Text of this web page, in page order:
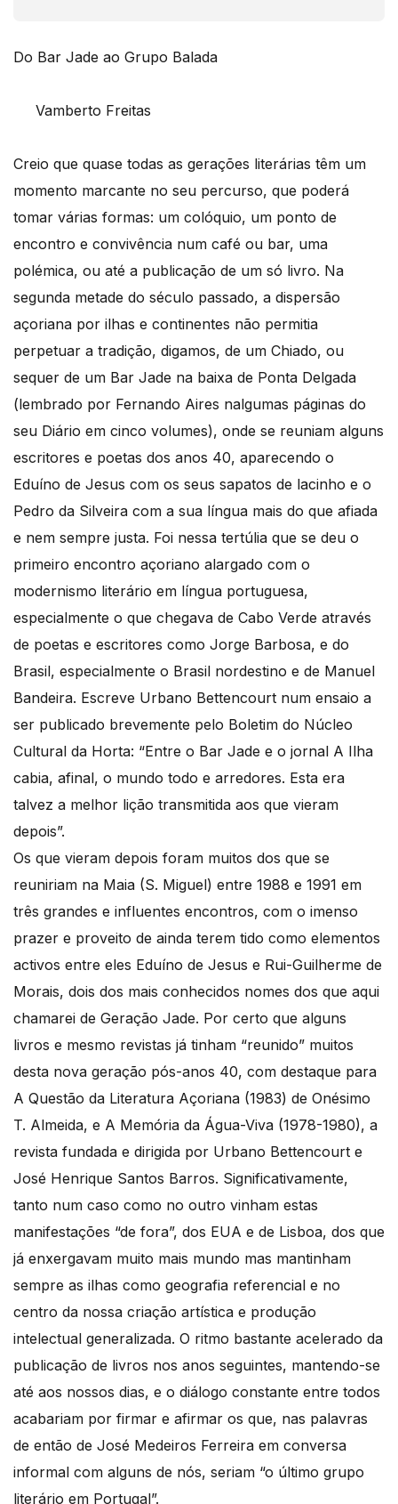
Do Bar Jade ao Grupo Balada
Vamberto Freitas
Creio que quase todas as gerações literárias têm um
momento marcante no seu percurso, que poderá
tomar várias formas: um colóquio, um ponto de
encontro e convivência num café ou bar, uma
polémica, ou até a publicação de um só livro. Na
segunda metade do século passado, a dispersão
açoriana por ilhas e continentes não permitia
perpetuar a tradição, digamos, de um Chiado, ou
sequer de um Bar Jade na baixa de Ponta Delgada
(lembrado por Fernando Aires nalgumas páginas do
seu Diário em cinco volumes), onde se reuniam alguns
escritores e poetas dos anos 40, aparecendo o
Eduíno de Jesus com os seus sapatos de lacinho e o
Pedro da Silveira com a sua língua mais do que afiada
e nem sempre justa. Foi nessa tertúlia que se deu o
primeiro encontro açoriano alargado com o
modernismo literário em língua portuguesa,
especialmente o que chegava de Cabo Verde através
de poetas e escritores como Jorge Barbosa, e do
Brasil, especialmente o Brasil nordestino e de Manuel
Bandeira. Escreve Urbano Bettencourt num ensaio a
ser publicado brevemente pelo Boletim do Núcleo
Cultural da Horta: “Entre o Bar Jade e o jornal A Ilha
cabia, afinal, o mundo todo e arredores. Esta era
talvez a melhor lição transmitida aos que vieram
depois”.
Os que vieram depois foram muitos dos que se
reuniriam na Maia (S. Miguel) entre 1988 e 1991 em
três grandes e influentes encontros, com o imenso
prazer e proveito de ainda terem tido como elementos
activos entre eles Eduíno de Jesus e Rui-Guilherme de
Morais, dois dos mais conhecidos nomes dos que aqui
chamarei de Geração Jade. Por certo que alguns
livros e mesmo revistas já tinham “reunido” muitos
desta nova geração pós-anos 40, com destaque para
A Questão da Literatura Açoriana (1983) de Onésimo
T. Almeida, e A Memória da Água-Viva (1978-1980), a
revista fundada e dirigida por Urbano Bettencourt e
José Henrique Santos Barros. Significativamente,
tanto num caso como no outro vinham estas
manifestações “de fora”, dos EUA e de Lisboa, dos que
já enxergavam muito mais mundo mas mantinham
sempre as ilhas como geografia referencial e no
centro da nossa criação artística e produção
intelectual generalizada. O ritmo bastante acelerado da
publicação de livros nos anos seguintes, mantendo-se
até aos nossos dias, e o diálogo constante entre todos
acabariam por firmar e afirmar os que, nas palavras
de então de José Medeiros Ferreira em conversa
informal com alguns de nós, seriam “o último grupo
literário em Portugal”.